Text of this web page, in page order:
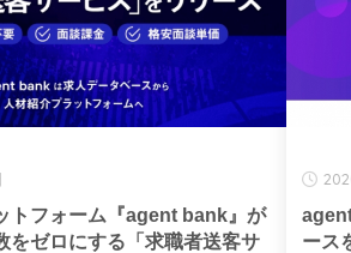
トフォーム『agent bank』が
をゼロにする「求職者送客サ
ース